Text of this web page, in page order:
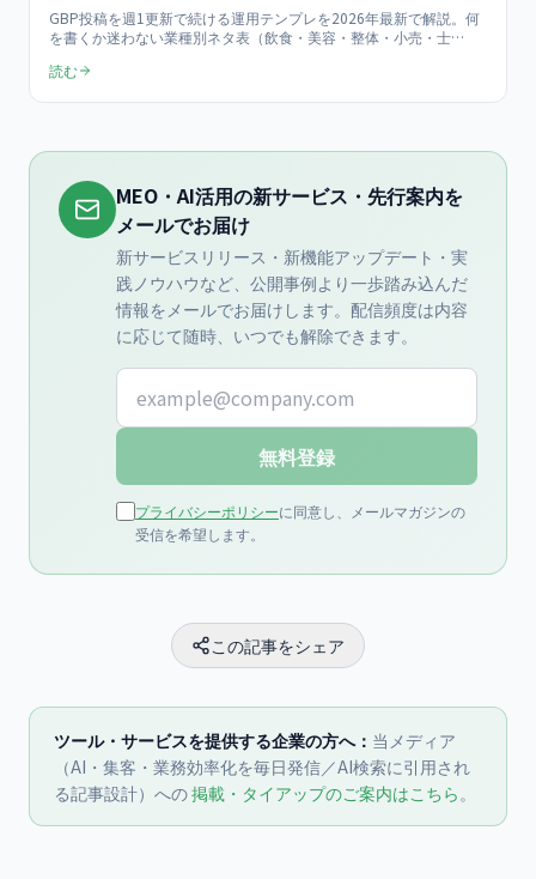
GBP投稿を週1更新で続ける運用テンプレを2026年最新で解説。何
を書くか迷わない業種別ネタ表（飲食・美容・整体・小売・士
CTAの型、効果測定の指標までを月¥49,800のMEO支援実績を踏ま
読む
MEO・AI活用の新サービス・先行案内を
メールでお届け
新サービスリリース・新機能アップデート・実
践ノウハウなど、公開事例より一歩踏み込んだ
情報をメールでお届けします。配信頻度は内容
に応じて随時、いつでも解除できます。
メールアドレス
無料登録
プライバシーポリシーに同意し、メールマガジンの
受信を希望します。
この記事をシェア
ツール・サービスを提供する企業の方へ： 当メディア
（AI・集客・業務効率化を毎日発信／AI検索に引用され
る記事設計）への掲載・タイアップのご案内はこちら。